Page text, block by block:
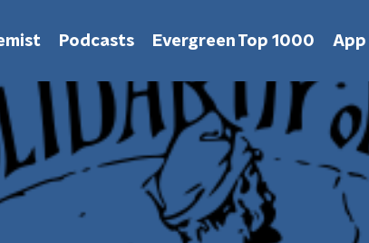
Podcasts Evergreen Top 1000 App